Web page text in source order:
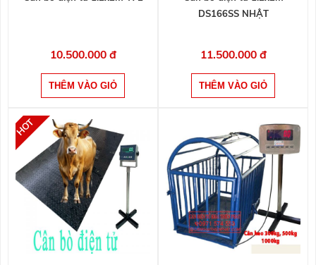
10.500.000 đ
DS166SS NHẬT
11.500.000 đ